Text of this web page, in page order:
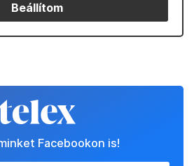
Beállítom
Facebookon is!